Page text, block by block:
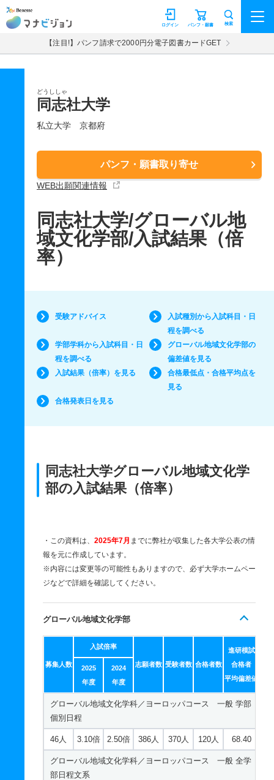
マナビジョン パンフ・願書
ログイン 検索
【注目!】パンフ請求で2000円分電子図書カードGET
どうししゃ
同志社大学
私立大学 京都府
パンフ・願書取り寄せ
WEB出願関連情報
同志社大学/グローバル地
域文化学部/入試結果（倍
率）
受験アドバイス
入試種別から入試科目・日
程を調べる
学部学科から入試科目・日
程を調べる
グローバル地域文化学部の
偏差値を見る
入試結果（倍率）を見る
合格最低点・合格平均点を
見る
合格発表日を見る
同志社大学グローバル地域文化学
部の入試結果（倍率）
・この資料は、 2025年7月 までに弊社が収集した各大学公表の情
報を元に作成しています。
※内容には変更等の可能性もありますので、必ず大学ホームペー
ジなどで詳細を確認してください。
グローバル地域文化学部
募集人数
入試倍率
志願者数 受験者数 合格者数
進研模試
合格者
平均偏差値
2025
年度
2024
年度
グローバル地域文化学科／ヨーロッパコース 一般 学部
個別日程
46人 3.10倍 2.50倍 386人 370人 120人 68.40
グローバル地域文化学科／ヨーロッパコース 一般 全学
部日程文系